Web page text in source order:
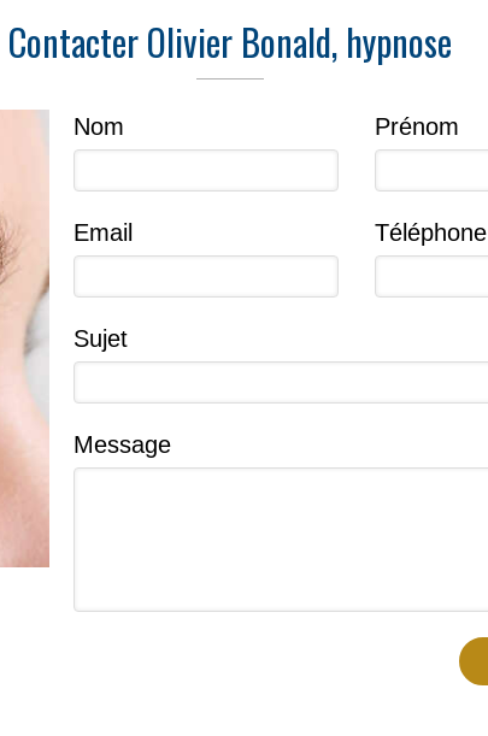
Contacter Olivier Bonald, hypnose
Nom Prénom
Email Téléphone
Sujet
Message